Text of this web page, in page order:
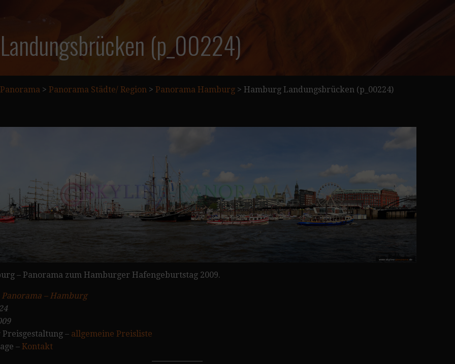
(p_00224)
Panorama > Panorama Städte/ Region > Panorama Hamburg > Hamburg Landungsbrücken (p_00224)
– Panorama zum Hamburger Hafengeburtstag 2009.
Panorama – Hamburg
– allgemeine Preisliste
– Kontakt